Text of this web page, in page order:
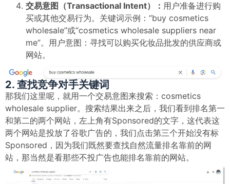
交易意图（Transactional Intent）： 用户准备进行购
买或其他交易行为。关键词示例：“buy cosmetics
wholesale”或“cosmetics wholesale suppliers near
me”。用户意图：寻找可以购买化妆品批发的供应商或
网站。
2. 查找竞争对手关键词
那我们这里呢，就用一个交易意图来搜索：cosmetics
wholesale supplier。搜索结果出来之后，我们看到排名第一
和第二的两个网站，左上角有Sponsored的文字，这代表这
两个网站是投放了谷歌广告的，我们点击第三个开始没有标
Sponsored，因为我们既然要查找自然流量排名靠前的网
站，那当然是看那些不投广告也能排名靠前的网站。